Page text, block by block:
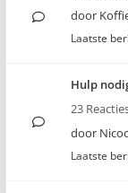
door
Laatste
Hulp
23
door
Laatste